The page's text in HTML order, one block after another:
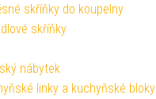
skříňky do koupelny
skříňky
nábytek
linky a kuchyňské bloky